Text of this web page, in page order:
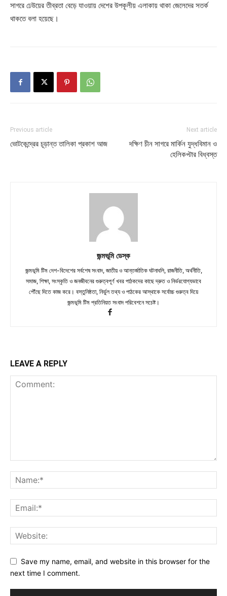
সাগরে ঢেউয়ের তীব্রতা বেড়ে যাওয়ায় দেশের উপকূলীয় এলাকায় থাকা জেলেদের সতর্ক
থাকতে বলা হয়েছে।
Previous article
ভোটকেন্দ্রের চূড়ান্ত তালিকা প্রকাশ আজ
Next article
দক্ষিণ চীন সাগরে মার্কিন যুদ্ধবিমান ও
হেলিকপ্টার বিধ্বস্ত
জন্মভূমি ডেস্ক
জন্মভূমি টিম দেশ-বিদেশের সর্বশেষ সংবাদ, জাতীয় ও আন্তর্জাতিক ঘটনাবলি, রাজনীতি, অর্থনীতি,
সমাজ, শিক্ষা, সংস্কৃতি ও জনজীবনের গুরুত্বপূর্ণ খবর পাঠকদের কাছে দ্রুত ও নির্ভরযোগ্যভাবে
পৌঁছে দিতে কাজ করে। বস্তুনিষ্ঠতা, নির্ভুল তথ্য ও পাঠকের আস্থাকে সর্বোচ্চ গুরুত্ব দিয়ে
জন্মভূমি টিম প্রতিনিয়ত সংবাদ পরিবেশনে সচেষ্ট।
LEAVE A REPLY
Save my name, email, and website in this browser for the
next time I comment.